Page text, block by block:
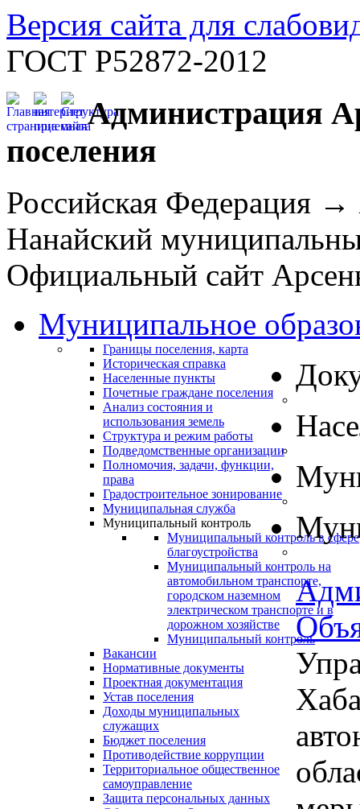
Версия сайта для
ГОСТ Р52872-2012
Администрация
поселения
Российская Федерация
Нанайский
Официальный сайт
Муниципальное
Границы поселения, карта
Историческая справка
Населенные пункты
Почетные граждане поселения
Анализ состояния и
использования земель
Структура и режим работы
Подведомственные организации
Полномочия, задачи, функции,
права
Градостроительное зонирование
Муниципальная служба
Муниципальный контроль
Муниципальный контроль в сфере
благоустройства
Муниципальный контроль на
автомобильном транспорте,
городском наземном
электрическом транспорте и в
дорожном хозяйстве
Муниципальный контроль
Вакансии
Нормативные документы
Проектная документация
Устав поселения
Доходы муниципальных
служащих
Бюджет поселения
Противодействие коррупции
Территориальное общественное
самоуправление
Защита персональных данных